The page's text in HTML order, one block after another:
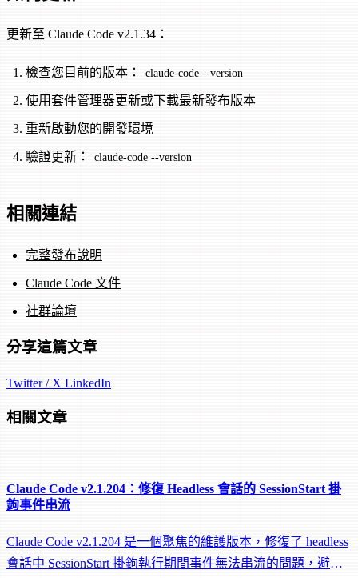
更新至 Claude Code v2.1.34：
檢查您目前的版本： claude-code --version
使用套件管理器更新或下載最新發布版本
重新啟動您的開發環境
驗證更新： claude-code --version
相關連結
完整發布說明
Claude Code 文件
社群論壇
分享這篇文章
Twitter / X LinkedIn
相關文章
Claude Code v2.1.204：修復 Headless 會話的 SessionStart 掛
鉤事件串流
Claude Code v2.1.204 是一個聚焦的維護版本，修復了 headless
會話中 SessionStart 掛鉤執行期間事件無法串流的問題，避免